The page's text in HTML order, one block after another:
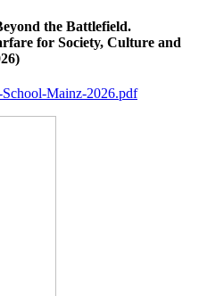
the Battlefield.
for Society, Culture and
Mainz-2026.pdf